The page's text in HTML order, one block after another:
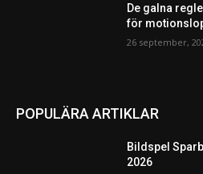
De galna
för
26 september,
POPULÄRA ARTIKLAR
Bildspel
2026